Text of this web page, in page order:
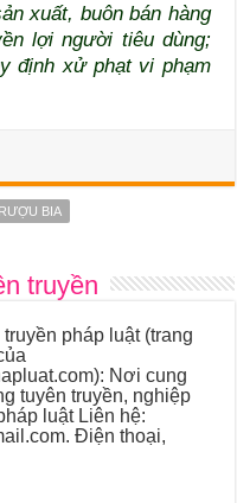
xuất, buôn bán hàng
lợi người tiêu dùng;
định xử phạt vi phạm
BIA
truyền
pháp luật (trang
Nơi cung
tuyên truyền, nghiệp
luật Liên hệ:
Điện thoại,